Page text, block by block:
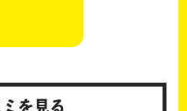
を見る